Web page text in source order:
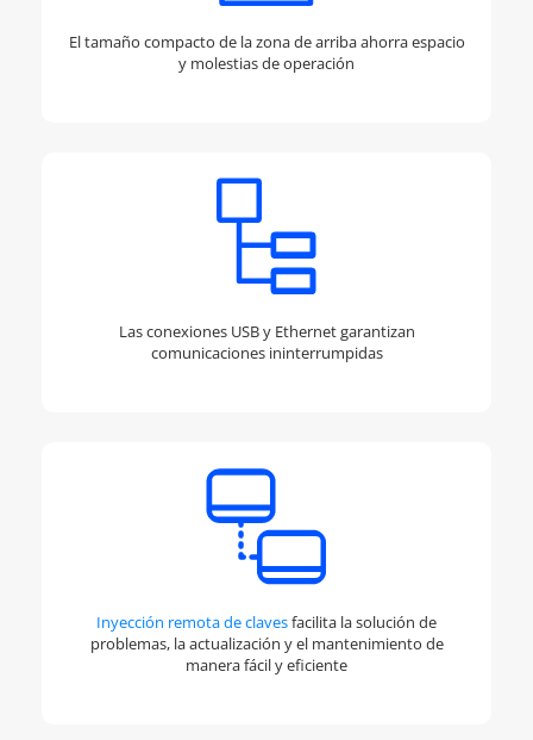
El tamaño compacto de la zona de arriba ahorra espacio
y molestias de operación
Las conexiones USB y Ethernet garantizan
comunicaciones ininterrumpidas
Inyección remota de clavesfacilita la solución de
problemas, la actualización y el mantenimiento de
manera fácil y eficiente